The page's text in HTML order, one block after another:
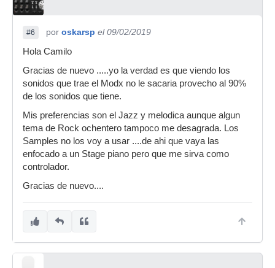
#6 por oskarsp el 09/02/2019
Hola Camilo
Gracias de nuevo .....yo la verdad es que viendo los
sonidos que trae el Modx no le sacaria provecho al 90%
de los sonidos que tiene.
Mis preferencias son el Jazz y melodica aunque algun
tema de Rock ochentero tampoco me desagrada. Los
Samples no los voy a usar ....de ahi que vaya las
enfocado a un Stage piano pero que me sirva como
controlador.
Gracias de nuevo....